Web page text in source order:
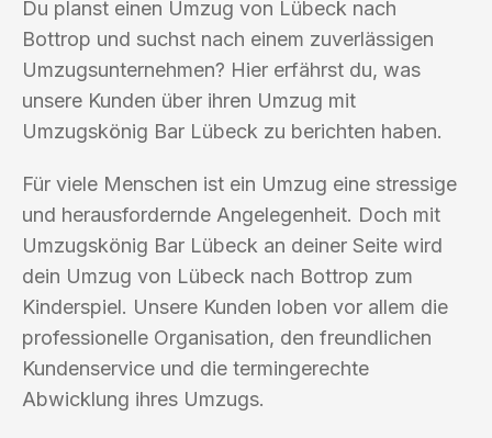
Du planst einen Umzug von Lübeck nach
Bottrop und suchst nach einem zuverlässigen
Umzugsunternehmen? Hier erfährst du, was
unsere Kunden über ihren Umzug mit
Umzugskönig Bar Lübeck zu berichten haben.
Für viele Menschen ist ein Umzug eine stressige
und herausfordernde Angelegenheit. Doch mit
Umzugskönig Bar Lübeck an deiner Seite wird
dein Umzug von Lübeck nach Bottrop zum
Kinderspiel. Unsere Kunden loben vor allem die
professionelle Organisation, den freundlichen
Kundenservice und die termingerechte
Abwicklung ihres Umzugs.